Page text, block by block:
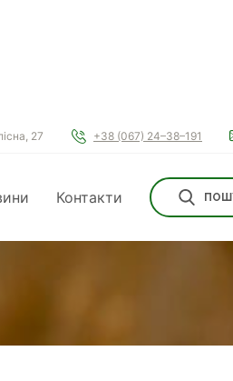
Контакти
27 +38 (067) 24–38–191